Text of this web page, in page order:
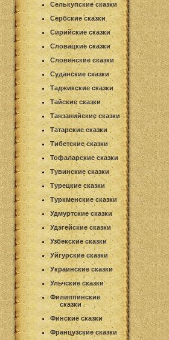
Селькупские сказки
Сербские сказки
Сирийские сказки
Словацкие сказки
Словенские сказки
Суданские сказки
Таджикские сказки
Тайские сказки
Танзанийские сказки
Татарские сказки
Тибетские сказки
Тофаларские сказки
Тувинские сказки
Турецкие сказки
Туркменские сказки
Удмуртские сказки
Удэгейские сказки
Узбекские сказки
Уйгурские сказки
Украинские сказки
Ульчские сказки
Филиппинские
сказки
Финские сказки
Французские сказки